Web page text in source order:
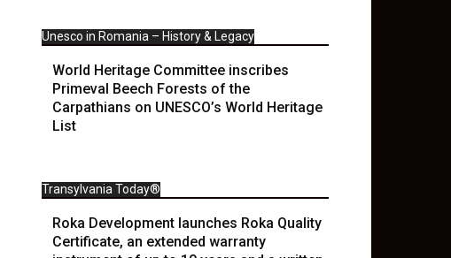
Unesco in Romania – History & Legacy
World Heritage Committee inscribes
Primeval Beech Forests of the
Carpathians on UNESCO’s World Heritage
List
Transylvania Today®
Roka Development launches Roka Quality
Certificate, an extended warranty